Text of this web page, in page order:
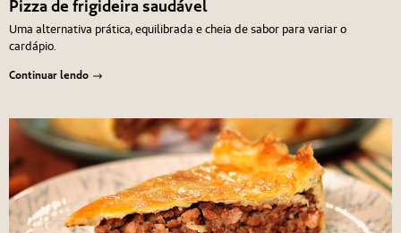
Pizza de frigideira saudável
Uma alternativa prática, equilibrada e cheia de sabor para variar o
cardápio.
Continuar lendo